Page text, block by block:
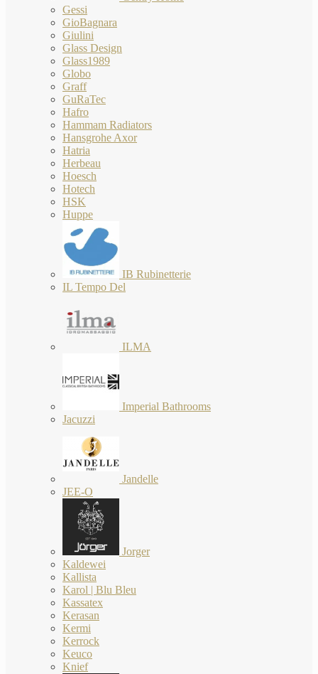
Gessi
GioBagnara
Giulini
Glass Design
Glass1989
Globo
Graff
GuRaTec
Hafro
Hammam Radiators
Hansgrohe Axor
Hatria
Herbeau
Hoesch
Hotech
HSK
Huppe
IB Rubinetterie
IL Tempo Del
ILMA
Imperial Bathrooms
Jacuzzi
Jandelle
JEE-O
Jorger
Kaldewei
Kallista
Karol | Blu Bleu
Kassatex
Kerasan
Kermi
Kerrock
Keuco
Knief